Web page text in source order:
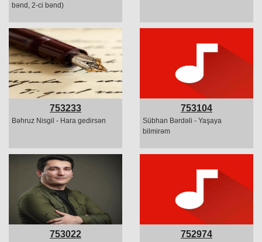
bənd, 2-ci bənd)
753233
Bəhruz Nisgil - Hara gedirsən
753104
Sübhan Bərdəli - Yaşaya
bilmirəm
753022 752974